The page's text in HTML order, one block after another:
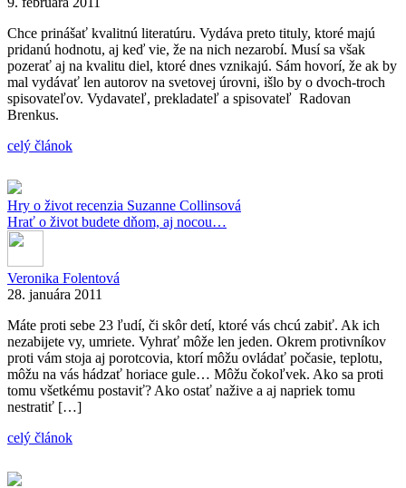
Chce prinášať kvalitnú literatúru. Vydáva preto tituly, ktoré majú
pridanú hodnotu, aj keď vie, že na nich nezarobí. Musí sa však
pozerať aj na kvalitu diel, ktoré dnes vznikajú. Sám hovorí, že ak by
mal vydávať len autorov na svetovej úrovni, išlo by o dvoch-troch
spisovateľov. Vydavateľ, prekladateľ a spisovateľ Radovan
Brenkus.
celý článok
Hry o život recenzia Suzanne Collinsová
Hrať o život budete dňom, aj nocou…
Veronika Folentová
28. januára 2011
Máte proti sebe 23 ľudí, či skôr detí, ktoré vás chcú zabiť. Ak ich
nezabijete vy, umriete. Vyhrať môže len jeden. Okrem protivníkov
proti vám stoja aj porotcovia, ktorí môžu ovládať počasie, teplotu,
môžu na vás hádzať horiace gule… Môžu čokoľvek. Ako sa proti
tomu všetkému postaviť? Ako ostať nažive a aj napriek tomu
nestratiť […]
celý článok